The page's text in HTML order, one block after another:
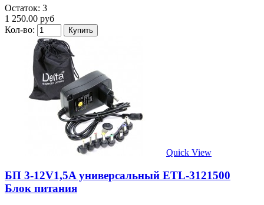
Остаток: 3
1 250.00 руб
Кол-во:
Quick View
БП 3-12V1,5A универсальный ETL-3121500
Блок питания